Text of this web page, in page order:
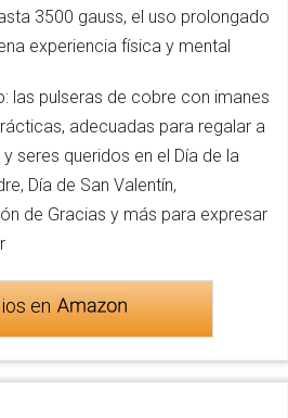
3500 gauss, el uso prolongado
experiencia física y mental
las pulseras de cobre con imanes
adecuadas para regalar a
seres queridos en el Día de la
Día de San Valentín,
de Gracias y más para expresar
en